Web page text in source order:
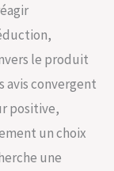
le produit
avis convergent
positive,
un choix
une